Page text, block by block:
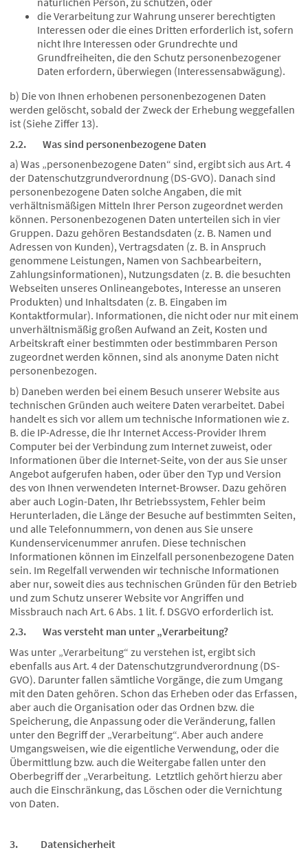
die Verarbeitung zur Wahrung unserer berechtigten
Interessen oder die eines Dritten erforderlich ist, sofern
nicht Ihre Interessen oder Grundrechte und
Grundfreiheiten, die den Schutz personenbezogener
Daten erfordern, überwiegen (Interessensabwägung).
b) Die von Ihnen erhobenen personenbezogenen Daten
werden gelöscht, sobald der Zweck der Erhebung weggefallen
ist (Siehe Ziffer 13).
2.2. Was sind personenbezogene Daten
a) Was „personenbezogene Daten“ sind, ergibt sich aus Art. 4
der Datenschutzgrundverordnung (DS-GVO). Danach sind
personenbezogene Daten solche Angaben, die mit
verhältnismäßigen Mitteln Ihrer Person zugeordnet werden
können. Personenbezogenen Daten unterteilen sich in vier
Gruppen. Dazu gehören Bestandsdaten (z. B. Namen und
Adressen von Kunden), Vertragsdaten (z. B. in Anspruch
genommene Leistungen, Namen von Sachbearbeitern,
Zahlungsinformationen), Nutzungsdaten (z. B. die besuchten
Webseiten unseres Onlineangebotes, Interesse an unseren
Produkten) und Inhaltsdaten (z. B. Eingaben im
Kontaktformular). Informationen, die nicht oder nur mit einem
unverhältnismäßig großen Aufwand an Zeit, Kosten und
Arbeitskraft einer bestimmten oder bestimmbaren Person
zugeordnet werden können, sind als anonyme Daten nicht
personenbezogen.
b) Daneben werden bei einem Besuch unserer Website aus
technischen Gründen auch weitere Daten verarbeitet. Dabei
handelt es sich vor allem um technische Informationen wie z.
B. die IP-Adresse, die Ihr Internet Access-Provider Ihrem
Computer bei der Verbindung zum Internet zuweist, oder
Informationen über die Internet-Seite, von der aus Sie unser
Angebot aufgerufen haben, oder über den Typ und Version
des von Ihnen verwendeten Internet-Browser. Dazu gehören
aber auch Login-Daten, Ihr Betriebssystem, Fehler beim
Herunterladen, die Länge der Besuche auf bestimmten Seiten,
und alle Telefonnummern, von denen aus Sie unsere
Kundenservicenummer anrufen. Diese technischen
Informationen können im Einzelfall personenbezogene Daten
sein. Im Regelfall verwenden wir technische Informationen
aber nur, soweit dies aus technischen Gründen für den Betrieb
und zum Schutz unserer Website vor Angriffen und
Missbrauch nach Art. 6 Abs. 1 lit. f. DSGVO erforderlich ist.
2.3. Was versteht man unter „Verarbeitung?
Was unter „Verarbeitung“ zu verstehen ist, ergibt sich
ebenfalls aus Art. 4 der Datenschutzgrundverordnung (DS-
GVO). Darunter fallen sämtliche Vorgänge, die zum Umgang
mit den Daten gehören. Schon das Erheben oder das Erfassen,
aber auch die Organisation oder das Ordnen bzw. die
Speicherung, die Anpassung oder die Veränderung, fallen
unter den Begriff der „Verarbeitung“. Aber auch andere
Umgangsweisen, wie die eigentliche Verwendung, oder die
Übermittlung bzw. auch die Weitergabe fallen unter den
Oberbegriff der „Verarbeitung. Letztlich gehört hierzu aber
auch die Einschränkung, das Löschen oder die Vernichtung
von Daten.
3. Datensicherheit